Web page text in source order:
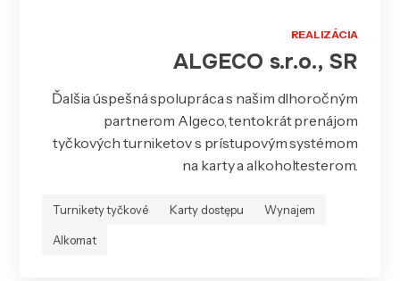
REALIZÁCIA
ALGECO s.r.o., SR
Ďalšia úspešná spolupráca s našim dlhoročným
partnerom Algeco, tentokrát prenájom
tyčkových turniketov s prístupovým systémom
na karty a alkoholtesterom.
Turnikety tyčkové Karty dostępu Wynajem
Alkomat